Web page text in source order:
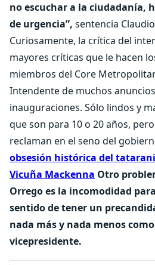
no escuchar a la ciudadanía,
de urgencia”, sentencia
Curiosamente, la crítica del
mayores críticas que le hacen
miembros del Core
Intendente de muchos
inauguraciones. Sólo lindos y
que son para 10 o 20 años,
reclaman en el seno del
obsesión histórica del
Vicuña Mackenna Otro
Orrego es la incomodidad
sentido de tener un
nada más y nada menos
vicepresidente.